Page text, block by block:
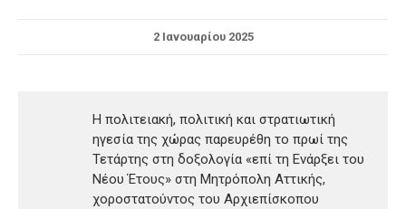
2 Ιανουαρίου 2025
H πολιτειακή, πολιτική και στρατιωτική
ηγεσία της χώρας παρευρέθη το πρωί της
Τετάρτης στη δοξολογία «επί τη Ενάρξει του
Νέου Έτους» στη Μητρόπολη Αττικής,
χοροστατούντος του Αρχιεπίσκοπου